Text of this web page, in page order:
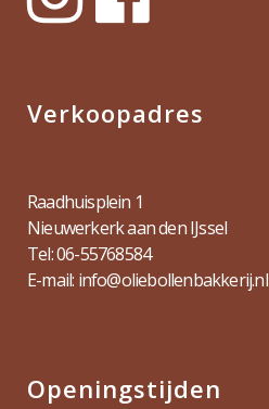
Verkoopadres
Raadhuisplein 1
Nieuwerkerk aan den IJssel
Tel: 06-55768584
E-mail: info@oliebollenbakkerij.nl
Openingstijden